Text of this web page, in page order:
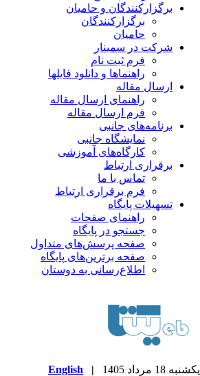
برگزارکنندگان و حامیان
برگزارکنندگان
حامیان
شرکت در سمینار
فرم ثبت نام
راهنماها و دانلود فایلها
ارسال مقاله
راهنمای ارسال مقاله
فرم ارسال مقاله
برنامه‌های جانبی
نمایشگاه جانبی
کارگاه‌های آموزشی
برقراری ارتباط
تماس با ما
فرم برقراری ارتباط
تسهیلات پایگاه
راهنمای صفحات
جستجو در پایگاه
صفحه پرسش‌های متداول
صفحه برترین‌های پایگاه
اطلاع‌رسانی به دوستان
یکشنبه 18 مرداد 1405 |
English